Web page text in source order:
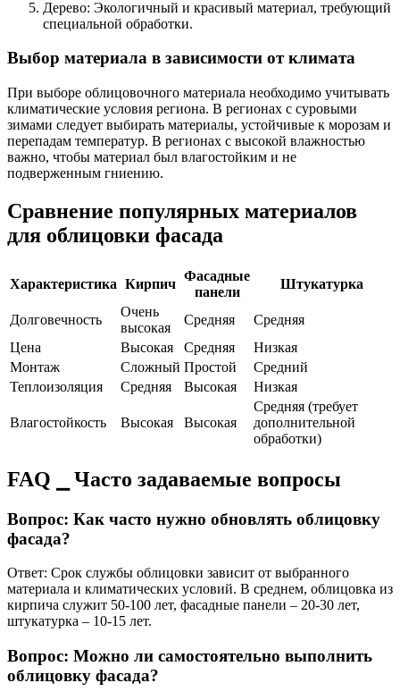
Дерево: Экологичный и красивый материал, требующий
специальной обработки.
Выбор материала в зависимости от климата
При выборе облицовочного материала необходимо учитывать
климатические условия региона. В регионах с суровыми
зимами следует выбирать материалы, устойчивые к морозам и
перепадам температур. В регионах с высокой влажностью
важно, чтобы материал был влагостойким и не
подверженным гниению.
Сравнение популярных материалов
для облицовки фасада
Характеристика Кирпич
Фасадные
панели
Штукатурка
Долговечность
Очень
высокая
Средняя
Средняя
Цена
Высокая Средняя
Низкая
Монтаж
Сложный Простой
Средний
Теплоизоляция
Средняя Высокая Низкая
Влагостойкость Высокая Высокая
Средняя (требует
дополнительной
обработки)
FAQ ⎯ Часто задаваемые вопросы
Вопрос: Как часто нужно обновлять облицовку
фасада?
Ответ: Срок службы облицовки зависит от выбранного
материала и климатических условий. В среднем, облицовка из
кирпича служит 50-100 лет, фасадные панели – 20-30 лет,
штукатурка – 10-15 лет.
Вопрос: Можно ли самостоятельно выполнить
облицовку фасада?